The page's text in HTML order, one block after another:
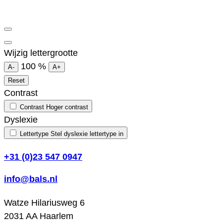
Wijzig lettergrootte
A- 100 %
A+
Reset
Contrast
Contrast Hoger contrast
Dyslexie
Lettertype Stel dyslexie lettertype in
+31 (0)23 547 0947
info@bals.nl
Watze Hilariusweg 6
2031 AA Haarlem